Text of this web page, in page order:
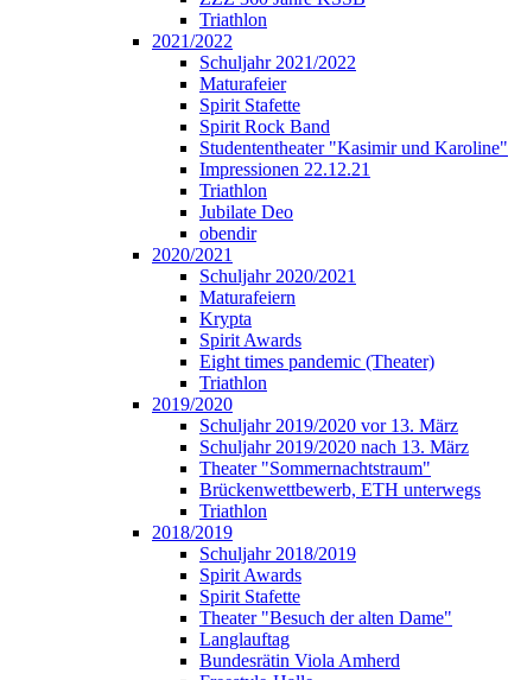
Triathlon
2021/2022
Schuljahr 2021/2022
Maturafeier
Spirit Stafette
Spirit Rock Band
Studententheater "Kasimir und Karoline"
Impressionen 22.12.21
Triathlon
Jubilate Deo
obendir
2020/2021
Schuljahr 2020/2021
Maturafeiern
Krypta
Spirit Awards
Eight times pandemic (Theater)
Triathlon
2019/2020
Schuljahr 2019/2020 vor 13. März
Schuljahr 2019/2020 nach 13. März
Theater "Sommernachtstraum"
Brückenwettbewerb, ETH unterwegs
Triathlon
2018/2019
Schuljahr 2018/2019
Spirit Awards
Spirit Stafette
Theater "Besuch der alten Dame"
Langlauftag
Bundesrätin Viola Amherd